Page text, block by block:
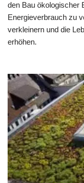
den Bau ökologischer
Energieverbrauch zu
verkleinern und die
erhöhen.